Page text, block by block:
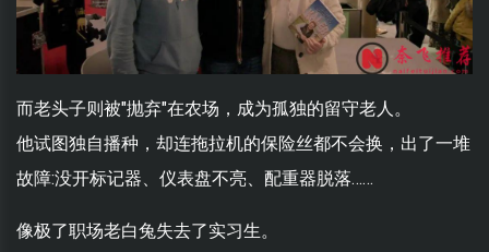
而老头子则被"抛弃"在农场，成为孤独的留守老人。
他试图独自播种，却连拖拉机的保险丝都不会换，出了一堆
故障:没开标记器、仪表盘不亮、配重器脱落……
像极了职场老白兔失去了实习生。